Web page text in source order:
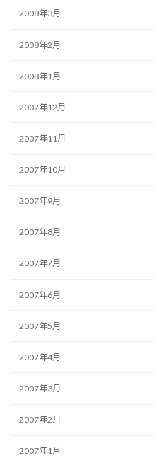
2008年3月
2008年2月
2008年1月
2007年12月
2007年11月
2007年10月
2007年9月
2007年8月
2007年7月
2007年6月
2007年5月
2007年4月
2007年3月
2007年2月
2007年1月